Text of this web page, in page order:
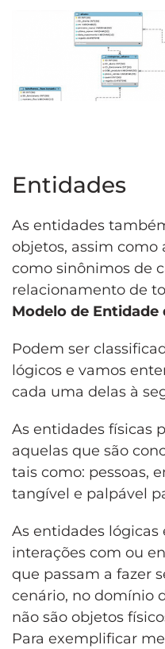
Entidades
As entidades
objetos, assim como
como sinônimos de
relacionamento de
Modelo de
Podem ser
lógicos e vamos
cada uma delas à
As entidades físicas
aquelas que são
tais como: pessoas,
tangível e palpável
As entidades
interações com ou
que passam a fazer
cenário, no domínio
não são objetos
Para exemplificar